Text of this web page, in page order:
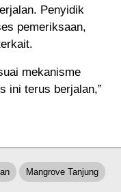
Penyidik
pemeriksaan,
mekanisme
ini terus berjalan,”
Mangrove Tanjung